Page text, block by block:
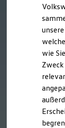
wie